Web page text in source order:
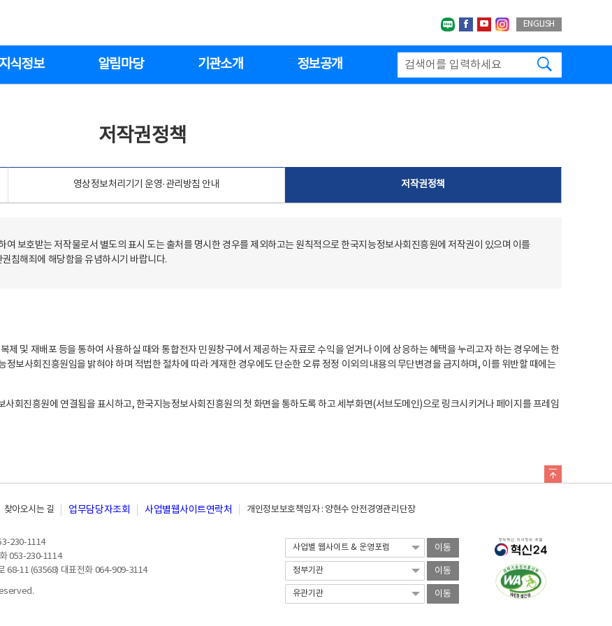
네이버블로그
페이스북
유투브인스타그랩
ENGLISH
지식정보 알림마당 기관소개 정보공개
저작권정책
영상정보처리기기 운영·관리방침 안내 저작권정책
보호받는 저작물로서 별도의 표시 도는 출처를 명시한 경우를 제외하고는 원칙적으로 한국지능정보사회진흥원에 저작권이 있으며 이를
침해죄에 해당함을 유념하시기 바랍니다.
및 재배포 등을 통하여 사용하실 때와 통합전자 민원창구에서 제공하는 자료로 수익을 얻거나 이에 상응하는 혜택을 누리고자 하는 경우에는 한
보사회진흥원임을 밝혀야 하며 적법한 절차에 따라 게재한 경우에도 단순한 오류 정정 이외의 내용의 무단변경을 금지하며, 이를 위반할 때에는
회진흥원에 연결됨을 표시하고, 한국지능정보사회진흥원의 첫 화면을 통하도록 하고 세부화면(서브도메인)으로 링크시키거나 페이지를 프레임
찾아오시는 길 업무담당자조회 사업별웹사이트연락처 개인정보보호책임자 : 양현수 안전경영관리단장
230-1114
053-230-1114
68-11 (63568) 대표전화 064-909-3114
이동
이동
이동